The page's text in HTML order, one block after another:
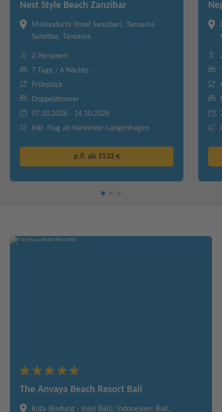
Nest Style Beach Zanzibar
Makunduchi (Insel Sansibar), Tansania -
Sansibar, Tansania
2 Personen
7 Tage / 6 Nächte
Frühstück
Doppelzimmer
07.10.2026 - 14.10.2026
Inkl. Flug ab Hannover-Langenhagen
p.P. ab 1533 €
The Anvaya Beach Resort Bali
Kuta (Badung - Insel Bali), Indonesien: Bali,